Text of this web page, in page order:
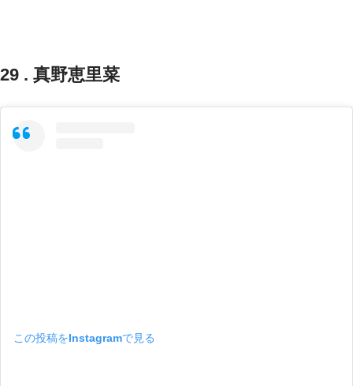
29 . 真野恵里菜
この投稿をInstagramで見る